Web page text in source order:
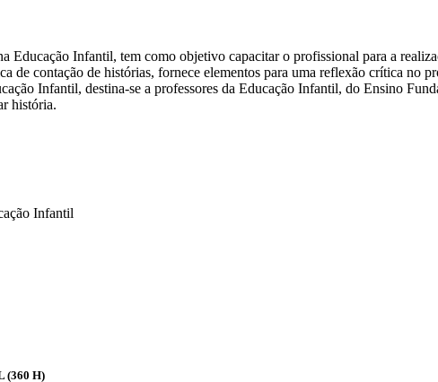
Educação Infantil, tem como objetivo capacitar o profissional para a
de contação de histórias, fornece elementos para uma reflexão crítica no
Infantil, destina-se a professores da Educação Infantil, do Ensino
história.
Infantil
(360 H)